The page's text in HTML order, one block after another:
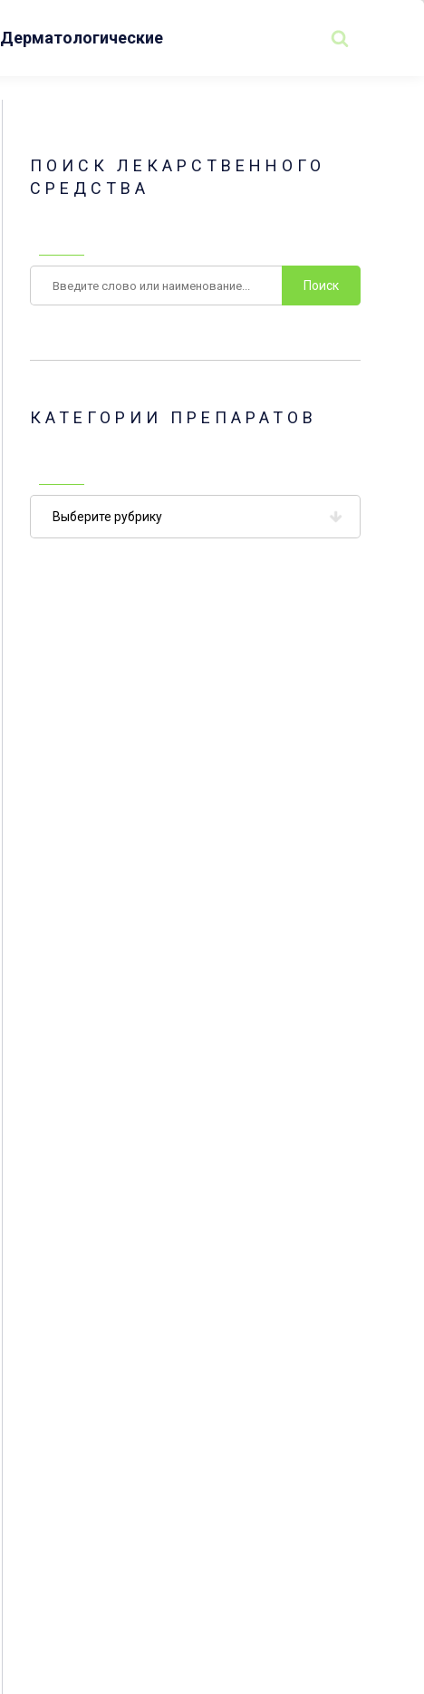
Дерматологические
ПОИСК ЛЕКАРСТВЕННОГО
СРЕДСТВА
КАТЕГОРИИ ПРЕПАРАТОВ
препаратов